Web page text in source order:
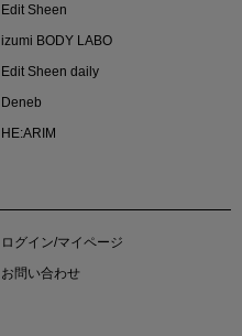
Edit Sheen
izumi BODY LABO
Edit Sheen daily
Deneb
HE:ARIM
ログイン/マイページ
お問い合わせ